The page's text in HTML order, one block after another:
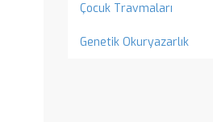
Çocuk Travmaları
Genetik Okuryazarlık